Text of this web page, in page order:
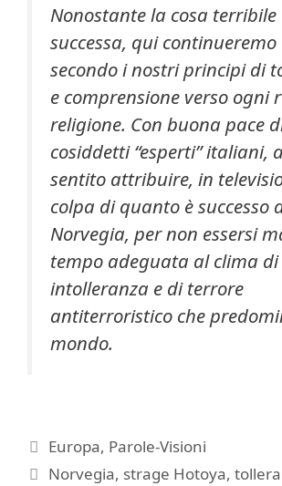
Nonostante la cosa terribile
successa, qui
secondo i nostri principi di
e comprensione verso ogni
religione. Con buona pace
cosiddetti “esperti” italiani,
sentito attribuire, in
colpa di quanto è successo
Norvegia, per non essersi
tempo adeguata al clima di
intolleranza e di terrore
antiterroristico che
mondo.
Categorie
Europa, Parole-Visioni
Tag
Norvegia, strage Hotoya,